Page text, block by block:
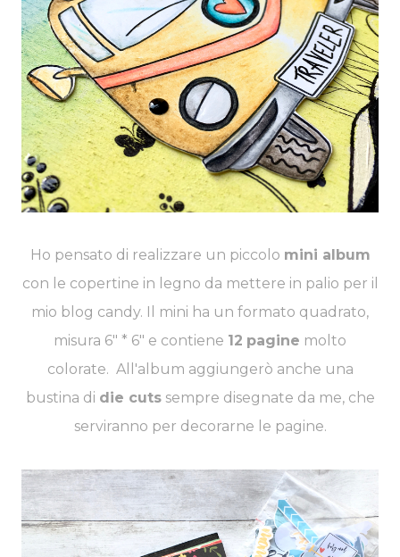
Ho pensato di realizzare un piccolo mini album
con le copertine in legno da mettere in palio per il
mio blog candy. Il mini ha un formato quadrato,
misura 6" * 6" e contiene 12 pagine molto
colorate. All'album aggiungerò anche una
bustina di die cutssempre disegnate da me, che
serviranno per decorarne le pagine.